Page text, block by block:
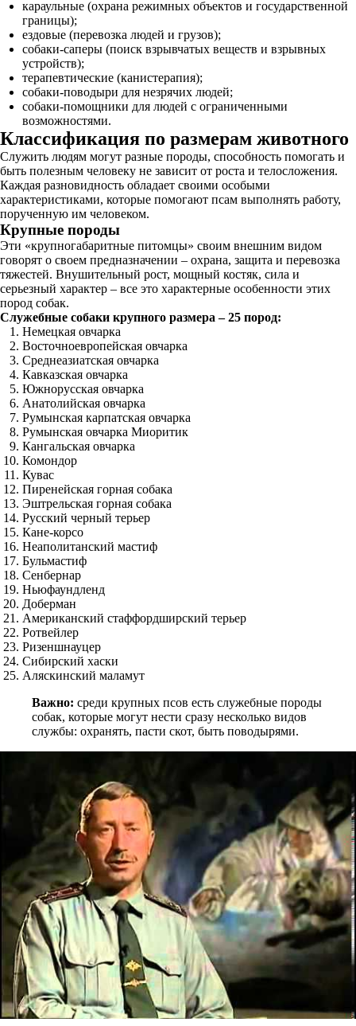
караульные (охрана режимных объектов и государственной
границы);
ездовые (перевозка людей и грузов);
собаки-саперы (поиск взрывчатых веществ и взрывных
устройств);
терапевтические (канистерапия);
собаки-поводыри для незрячих людей;
собаки-помощники для людей с ограниченными
возможностями.
Классификация по размерам животного
Служить людям могут разные породы, способность помогать и
быть полезным человеку не зависит от роста и телосложения.
Каждая разновидность обладает своими особыми
характеристиками, которые помогают псам выполнять работу,
порученную им человеком.
Крупные породы
Эти «крупногабаритные питомцы» своим внешним видом
говорят о своем предназначении – охрана, защита и перевозка
тяжестей. Внушительный рост, мощный костяк, сила и
серьезный характер – все это характерные особенности этих
пород собак.
Служебные собаки крупного размера – 25 пород:
Немецкая овчарка
Восточноевропейская овчарка
Среднеазиатская овчарка
Кавказская овчарка
Южнорусская овчарка
Анатолийская овчарка
Румынская карпатская овчарка
Румынская овчарка Миоритик
Кангальская овчарка
Комондор
Кувас
Пиренейская горная собака
Эштрельская горная собака
Русский черный терьер
Кане-корсо
Неаполитанский мастиф
Бульмастиф
Сенбернар
Ньюфаундленд
Доберман
Американский стаффордширский терьер
Ротвейлер
Ризеншнауцер
Сибирский хаски
Аляскинский маламут
Важно: среди крупных псов есть служебные породы
собак, которые могут нести сразу несколько видов
службы: охранять, пасти скот, быть поводырями.